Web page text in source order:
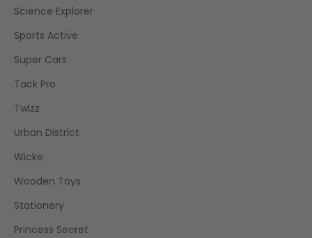
Science Explorer
Sports Active
Super Cars
Tack Pro
Twizz
Urban District
Wicke
Wooden Toys
Stationery
Princess Secret